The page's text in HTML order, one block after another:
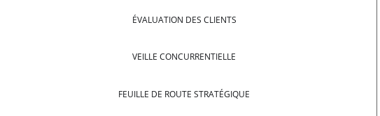
ÉVALUATION DES CLIENTS
VEILLE CONCURRENTIELLE
FEUILLE DE ROUTE STRATÉGIQUE